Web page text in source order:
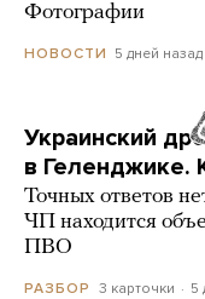
Фотографии
НОВОСТИ 5 дней назад
Украинский
в Геленджике.
Точных ответов
ЧП находится
ПВО
РАЗБОР 3 карточки 5